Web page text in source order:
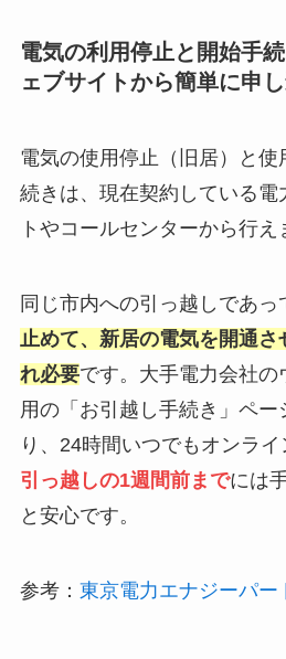
電気の利用停止と開始手
ェブサイトから簡単に申
電気の使用停止（旧居）と
続きは、現在契約している電
トやコールセンターから行え
同じ市内への引っ越しであっ
止めて、新居の電気を開通
れ必要です。大手電力会社の
用の「お引越し手続き」ペー
り、24時間いつでもオンライ
引っ越しの1週間前までには
と安心です。
参考： 東京電力エナジーパー